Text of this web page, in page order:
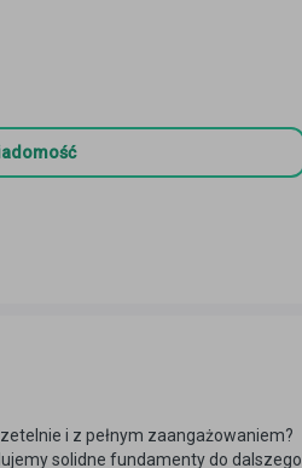
i z pełnym zaangażowaniem?
solidne fundamenty do dalszego